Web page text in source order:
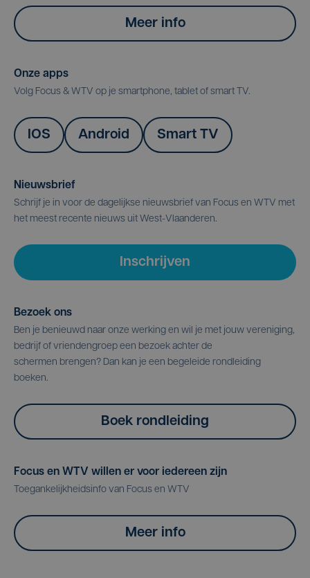
Meer info
Onze apps
Volg Focus & WTV op je smartphone, tablet of smart TV.
IOS Android Smart TV
Nieuwsbrief
Schrijf je in voor de dagelijkse nieuwsbrief van Focus en WTV met
het meest recente nieuws uit West-Vlaanderen.
Inschrijven
Bezoek ons
Ben je benieuwd naar onze werking en wil je met jouw vereniging,
bedrijf of vriendengroep een bezoek achter de
schermen brengen? Dan kan je een begeleide rondleiding
boeken.
Boek rondleiding
Focus en WTV willen er voor iedereen zijn
Toegankelijkheidsinfo van Focus en WTV
Meer info